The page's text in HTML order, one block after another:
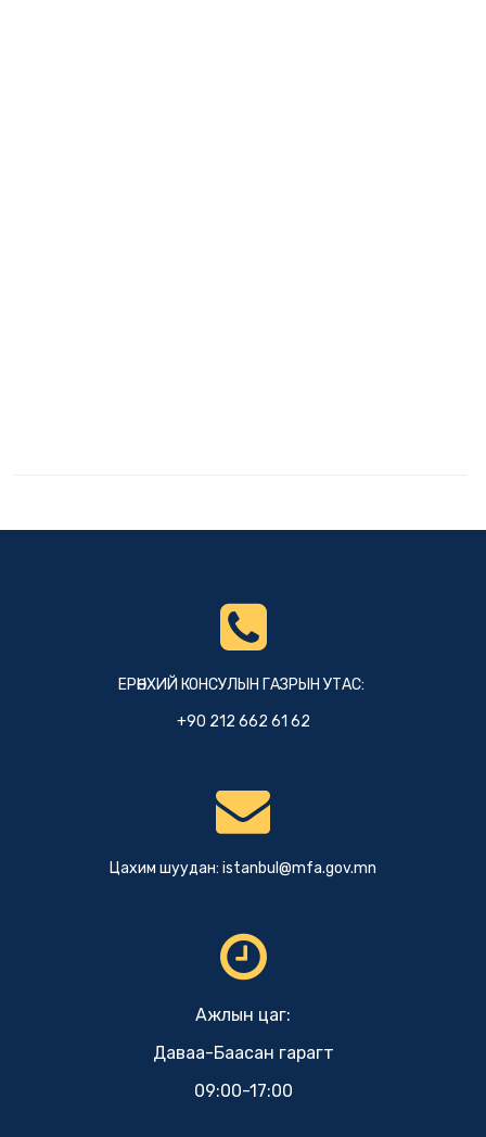
ЕРӨНХИЙ КОНСУЛЫН ГАЗРЫН УТАС:
+90 212 662 61 62
Цахим шуудан: istanbul@mfa.gov.mn
Ажлын цаг:
Даваа-Баасан гарагт
09:00-17:00